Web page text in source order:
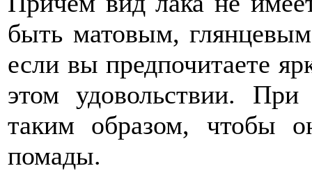
быть матовым,
если вы предпочитаете
этом удовольствии.
таким образом, чтобы
помады.